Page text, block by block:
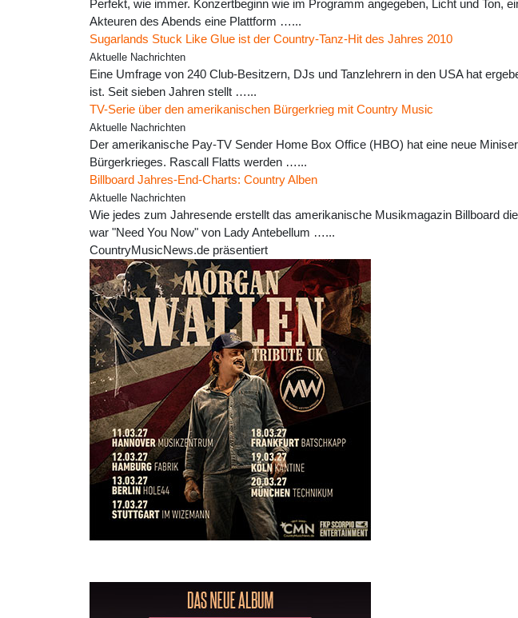
Perfekt, wie immer. Konzertbeginn wie im Programm angegeben, Licht und Ton,
Akteuren des Abends eine Plattform …...
Sugarlands Stuck Like Glue ist der Country-Tanz-Hit des Jahres 2010
Aktuelle Nachrichten
Eine Umfrage von 240 Club-Besitzern, DJs und Tanzlehrern in den USA hat
ist. Seit sieben Jahren stellt …...
TV-Serie über den amerikanischen Bürgerkrieg mit Country Music
Aktuelle Nachrichten
Der amerikanische Pay-TV Sender Home Box Office (HBO) hat eine neue
Bürgerkrieges. Rascall Flatts werden …...
Billboard Jahres-End-Charts: Country Alben
Aktuelle Nachrichten
Wie jedes zum Jahresende erstellt das amerikanische Musikmagazin Billboard
war "Need You Now" von Lady Antebellum …...
CountryMusicNews.de präsentiert